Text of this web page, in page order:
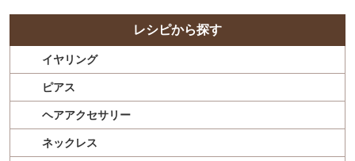
レシピから探す
イヤリング
ピアス
ヘアアクセサリー
ネックレス